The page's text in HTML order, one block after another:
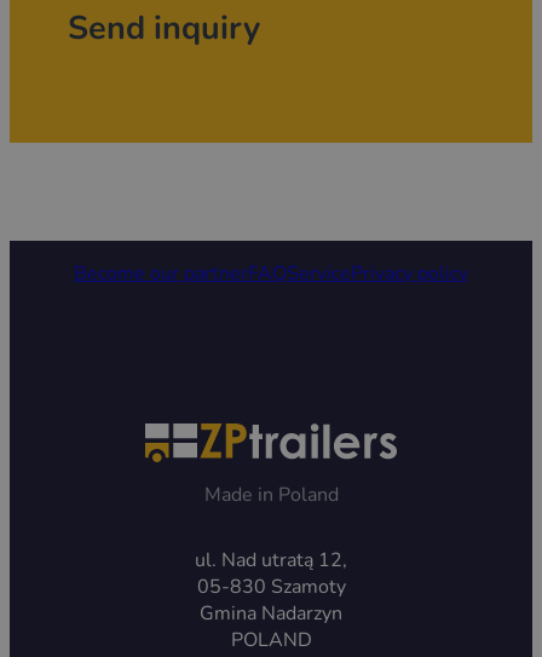
Send inquiry
Become our partnerFAQServicePrivacy policy
Made in Poland
ul. Nad utratą 12,
05-830 Szamoty
Gmina Nadarzyn
POLAND